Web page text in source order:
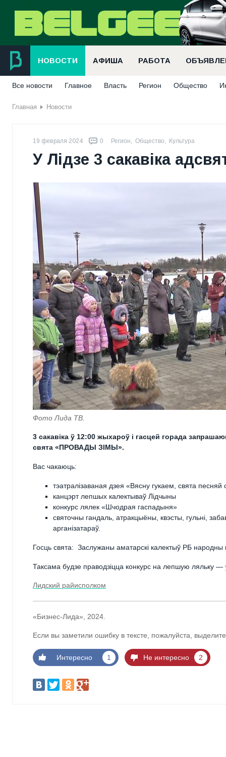
НОВОСТИ АФИША РАБОТА
Все новости Главное Власть Регион Общество
Главная Новости
19 февраля 2024 0 Регион, Общество, Культура
У Лiдзе 3 сакавіка
Фото Лида ТВ.
3 сакавіка ў 12:00 жыхароў i гасцей горада
свята «ПРОВАДЫ ЗІМЫ».
Вас чакаюць:
тэатралізаваная дзея «Вясну гукаем, свята песняй
канцэрт лепшых калектываў Лідчыны
конкурс лялек «Шчодрая гаспадыня»
святочны гандаль, атракцыёны, квэсты, гульні,
арганізатараў.
Госць свята: Заслужаны аматарскі калектыў РБ
Таксама будзе праводзiцца конкурс на лепшую ляльку —
Лидский райисполком
«Бизнес-Лида», 2024.
Если вы заметили ошибку в тексте, пожалуйста,
Интересно 1 Не интересно 2